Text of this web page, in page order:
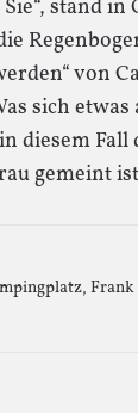
stand in
von
sich etwas
diesem
gemeint
, Frank